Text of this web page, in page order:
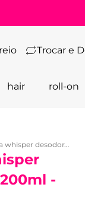
Trocar e
hair roll-on
body splash flora whisper desodorante colônia 200ml - wepink
-